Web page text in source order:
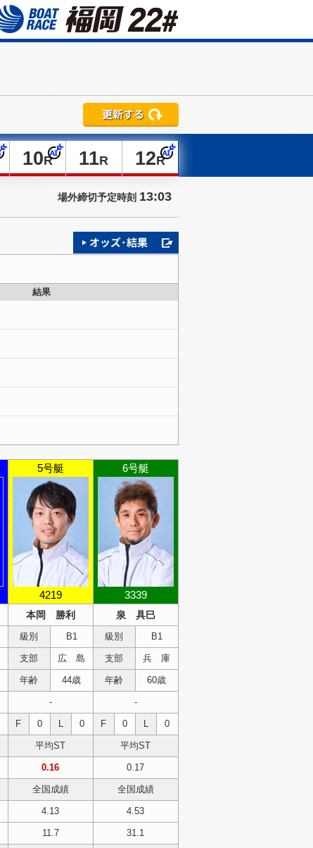
10R 11R 12R
場外締切予定時刻 13:03
結果
5号艇
4219
6号艇
3339
本岡 勝利 泉 具巳
級別 B1 級別 B1
支部 広 島 支部 兵 庫
年齢 44歳 年齢 60歳
- -
F 0 L 0 F 0 L 0
平均ST 平均ST
0.16 0.17
全国成績 全国成績
4.13 4.53
11.7 31.1